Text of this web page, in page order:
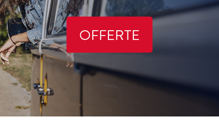
OFFERTE